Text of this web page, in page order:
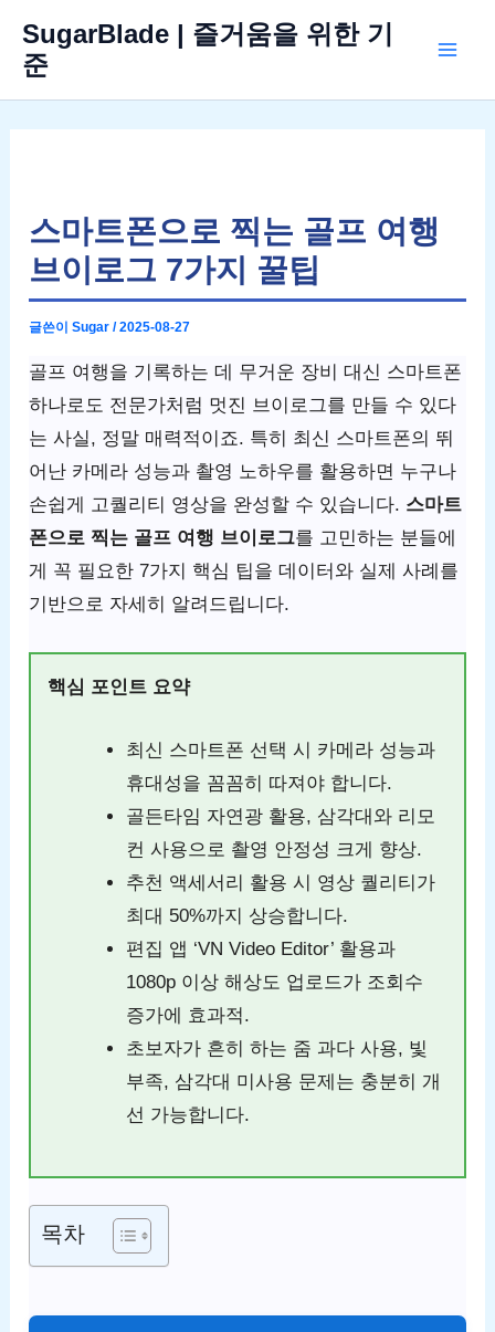
SugarBlade | 즐거움을 위한 기
준
스마트폰으로 찍는 골프 여행
브이로그 7가지 꿀팁
글쓴이Sugar/2025-08-27
골프 여행을 기록하는 데 무거운 장비 대신 스마트폰
하나로도 전문가처럼 멋진 브이로그를 만들 수 있다
는 사실, 정말 매력적이죠. 특히 최신 스마트폰의 뛰
어난 카메라 성능과 촬영 노하우를 활용하면 누구나
손쉽게 고퀄리티 영상을 완성할 수 있습니다. 스마트
폰으로 찍는 골프 여행 브이로그를 고민하는 분들에
게 꼭 필요한 7가지 핵심 팁을 데이터와 실제 사례를
기반으로 자세히 알려드립니다.
핵심 포인트 요약
최신 스마트폰 선택 시 카메라 성능과
휴대성을 꼼꼼히 따져야 합니다.
골든타임 자연광 활용, 삼각대와 리모
컨 사용으로 촬영 안정성 크게 향상.
추천 액세서리 활용 시 영상 퀄리티가
최대 50%까지 상승합니다.
편집 앱 ‘VN Video Editor’ 활용과
1080p 이상 해상도 업로드가 조회수
증가에 효과적.
초보자가 흔히 하는 줌 과다 사용, 빛
부족, 삼각대 미사용 문제는 충분히 개
선 가능합니다.
목차